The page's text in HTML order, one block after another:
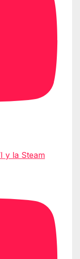
y la Steam